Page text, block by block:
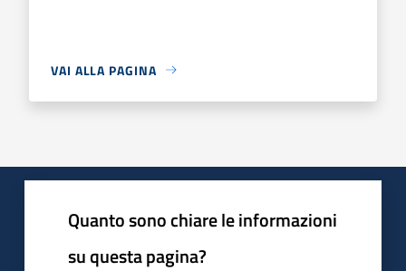
VAI ALLA PAGINA
Quanto sono chiare le informazioni
su questa pagina?